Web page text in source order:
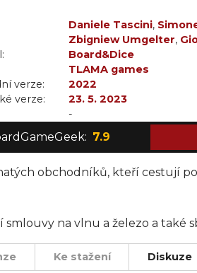
Daniele Tascini,
Zbigniew Umgelter,
Board&Dice
TLAMA games
verze:
2022
verze:
23. 5. 2023
-
7.9
obchodníků, kteří cestují
na vlnu a železo a také
do výstavby
probíhá váš hlavní obchod.
Ke stažení Diskuze